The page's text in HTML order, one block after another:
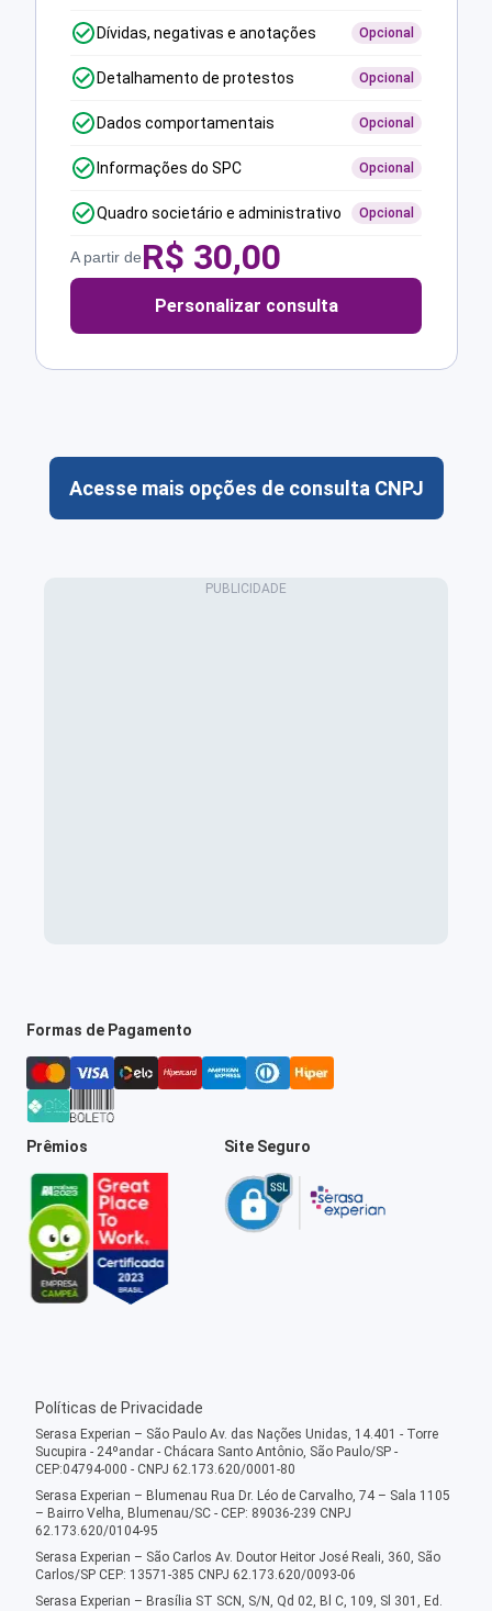
Dívidas, negativas e anotações Opcional
Detalhamento de protestos Opcional
Dados comportamentais Opcional
Informações do SPC Opcional
Quadro societário e administrativo Opcional
A partir deR$ 30,00
Personalizar consulta
Acesse mais opções de consulta CNPJ
Formas de Pagamento
Prêmios Site Seguro
Políticas de Privacidade
Serasa Experian – São Paulo Av. das Nações Unidas, 14.401 - Torre
Sucupira - 24ºandar - Chácara Santo Antônio, São Paulo/SP -
CEP:04794-000 - CNPJ 62.173.620/0001-80
Serasa Experian – Blumenau Rua Dr. Léo de Carvalho, 74 – Sala 1105
– Bairro Velha, Blumenau/SC - CEP: 89036-239 CNPJ
62.173.620/0104-95
Serasa Experian – São Carlos Av. Doutor Heitor José Reali, 360, São
Carlos/SP CEP: 13571-385 CNPJ 62.173.620/0093-06
Serasa Experian – Brasília ST SCN, S/N, Qd 02, Bl C, 109, Sl 301, Ed.